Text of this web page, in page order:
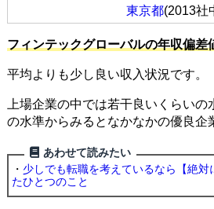
東京都(2013社
フィンテックグローバルの年収偏差
平均よりも少し良い収入状況です。
上場企業の中では若干良いくらい
の水準からみるとなかなかの優良企
あわせて読みたい
・ 少しでも転職を考えているなら【絶対
たひとつのこと